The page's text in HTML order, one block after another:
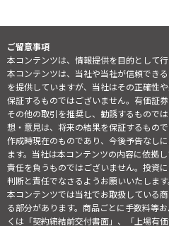
ご留意事項
本コンテンツは、情報提供を目的として行
本コンテンツは、当社や当社が信頼でき
を提供していますが、当社はその正確性
保証するものではございません。有価証
その他の取引を推奨し、勧誘するもので
想・意見は、将来の結果を保証するもの
作成時現在のものであり、今後予告なし
ます。当社は本コンテンツの内容に依拠
責任を負うものではございません。投資
判断と責任でなさるようお願いいたします
本コンテンツでは当社でお取扱している
る部分があります。商品ごとに手数料等
くは「契約締結前交付書面」、「上場有